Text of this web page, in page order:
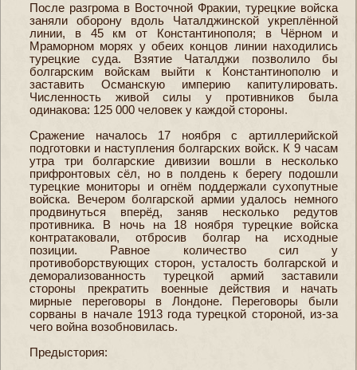
После разгрома в Восточной Фракии, турецкие войска
заняли оборону вдоль Чаталджинской укреплённой
линии, в 45 км от Константинополя; в Чёрном и
Мраморном морях у обеих концов линии находились
турецкие суда. Взятие Чаталджи позволило бы
болгарским войскам выйти к Константинополю и
заставить Османскую империю капитулировать.
Численность живой силы у противников была
одинакова: 125 000 человек у каждой стороны.
Сражение началось 17 ноября с артиллерийской
подготовки и наступления болгарских войск. К 9 часам
утра три болгарские дивизии вошли в несколько
прифронтовых сёл, но в полдень к берегу подошли
турецкие мониторы и огнём поддержали сухопутные
войска. Вечером болгарской армии удалось немного
продвинуться вперёд, заняв несколько редутов
противника. В ночь на 18 ноября турецкие войска
контратаковали, отбросив болгар на исходные
позиции. Равное количество сил у
противоборствующих сторон, усталость болгарской и
деморализованность турецкой армий заставили
стороны прекратить военные действия и начать
мирные переговоры в Лондоне. Переговоры были
сорваны в начале 1913 года турецкой стороной, из-за
чего война возобновилась.
Предыстория: